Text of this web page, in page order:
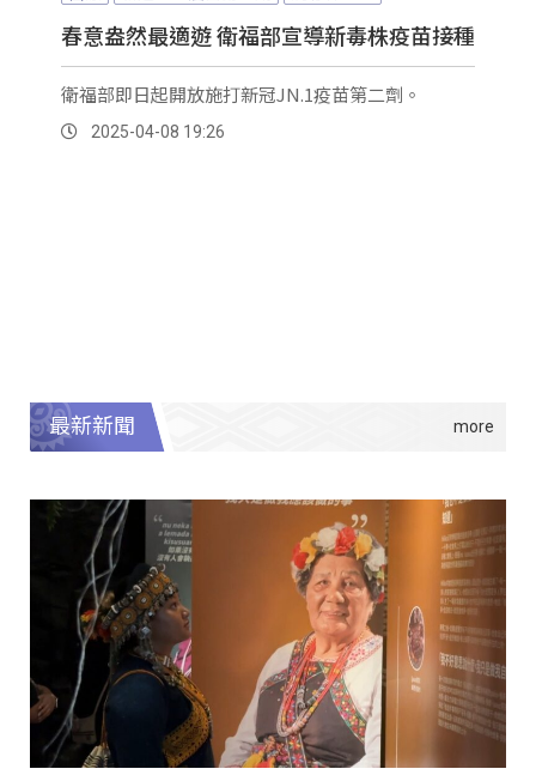
春意盎然最適遊 衛福部宣導新毒株疫苗接種
衛福部即日起開放施打新冠JN.1疫苗第二劑。
2025-04-08 19:26
最新新聞